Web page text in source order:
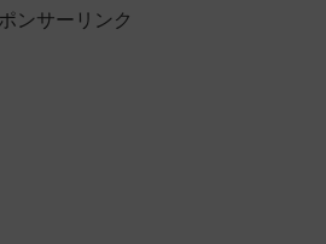
ンサーリンク